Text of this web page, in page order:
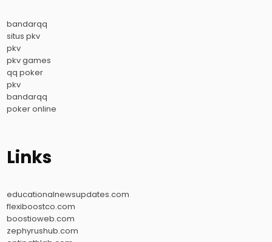
bandarqq
situs pkv
pkv
pkv games
qq poker
pkv
bandarqq
poker online
Links
educationalnewsupdates.com
flexiboostco.com
boostioweb.com
zephyrushub.com